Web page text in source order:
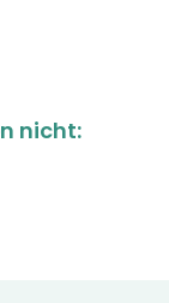
nicht: